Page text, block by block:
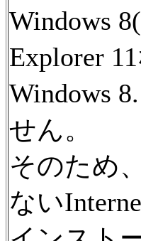
Windows
Explorer
Windows
せん。
そのため
ない